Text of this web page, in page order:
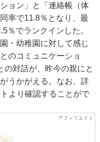
ョン」と「連絡帳（体
率で11.8％となり、最
％でランクインした。
・幼稚園に対して感じ
のコミュニケーショ
の対話が、昨今の親にと
うかがえる。なお、詳
より確認することがで